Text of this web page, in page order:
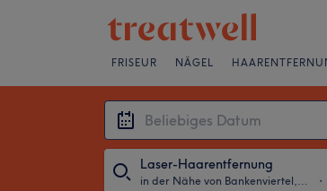
FRISEUR NÄGEL
Laser-Haarentfernung
in der Nähe von Bankenviertel, Frankfurt am Main ・